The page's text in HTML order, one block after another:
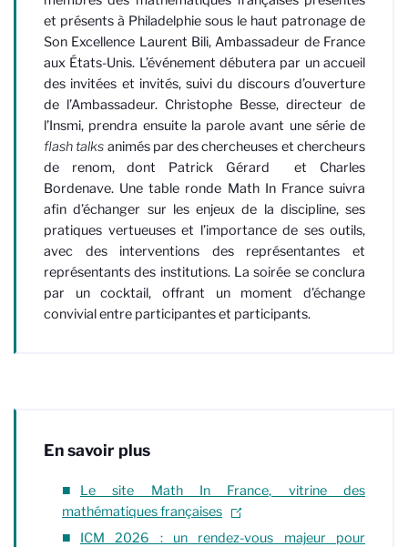
et présents à Philadelphie sous le haut patronage de
Son Excellence Laurent Bili, Ambassadeur de France
aux États-Unis. L’événement débutera par un accueil
des invitées et invités, suivi du discours d’ouverture
de l’Ambassadeur. Christophe Besse, directeur de
l’Insmi, prendra ensuite la parole avant une série de
flash talks animés par des chercheuses et chercheurs
de renom, dont Patrick Gérard et Charles
Bordenave. Une table ronde Math In France suivra
afin d’échanger sur les enjeux de la discipline, ses
pratiques vertueuses et l’importance de ses outils,
avec des interventions des représentantes et
représentants des institutions. La soirée se conclura
par un cocktail, offrant un moment d’échange
convivial entre participantes et participants.
En savoir plus
Le site Math In France, vitrine des
mathématiques françaises
ICM 2026 : un rendez-vous majeur pour